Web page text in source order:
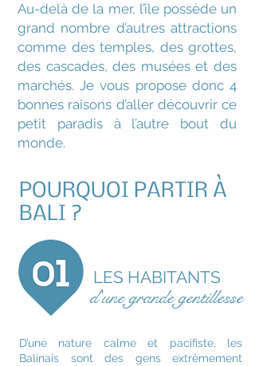
Au-delà de la mer, l’île possède un
grand nombre d’autres attractions
comme des temples, des grottes,
des cascades, des musées et des
marchés. Je vous propose donc 4
bonnes raisons d’aller découvrir ce
petit paradis à l’autre bout du
monde.
POURQUOI PARTIR À
BALI ?
LES HABITANTS
d'une grande gentillesse
D’une nature calme et pacifiste, les
Balinais sont des gens extrêmement